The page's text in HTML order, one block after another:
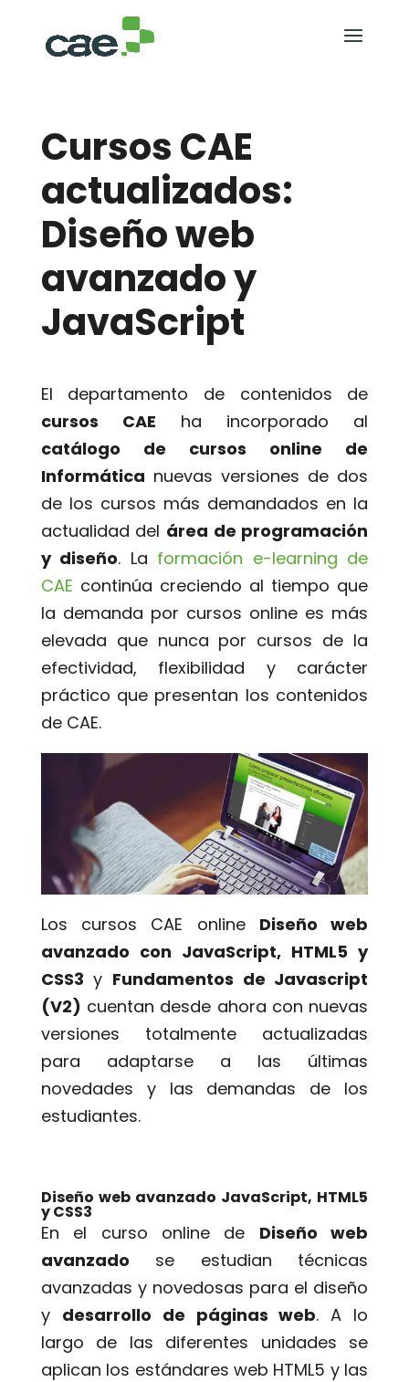
Cursos CAE
actualizados:
Diseño web
avanzado y
JavaScript
El departamento de contenidos de
cursos CAE ha incorporado al
catálogo de cursos online de
Informática nuevas versiones de dos
de los cursos más demandados en la
actualidad del área de programación
y diseño. La formación e-learning de
CAE continúa creciendo al tiempo que
la demanda por cursos online es más
elevada que nunca por cursos de la
efectividad, flexibilidad y carácter
práctico que presentan los contenidos
de CAE.
Los cursos CAE online Diseño web
avanzado con JavaScript, HTML5 y
CSS3 y Fundamentos de Javascript
(V2) cuentan desde ahora con nuevas
versiones totalmente actualizadas
para adaptarse a las últimas
novedades y las demandas de los
estudiantes.
Diseño web avanzado JavaScript, HTML5
y CSS3
En el curso online de Diseño web
avanzado se estudian técnicas
avanzadas y novedosas para el diseño
y desarrollo de páginas web. A lo
largo de las diferentes unidades se
aplican los estándares web HTML5 y las